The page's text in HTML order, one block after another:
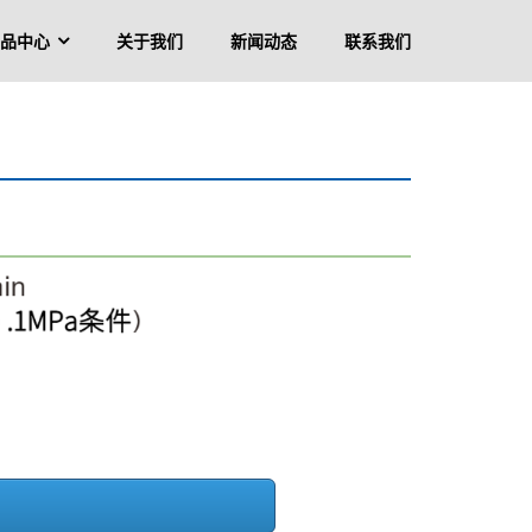
中心 关于我们 新闻动态 联系我们